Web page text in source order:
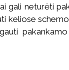
gali neturėti
keliose